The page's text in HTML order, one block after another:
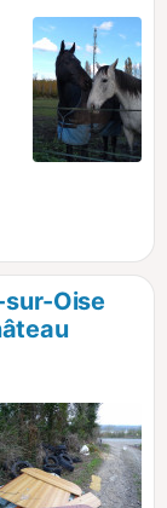
sur-Oise